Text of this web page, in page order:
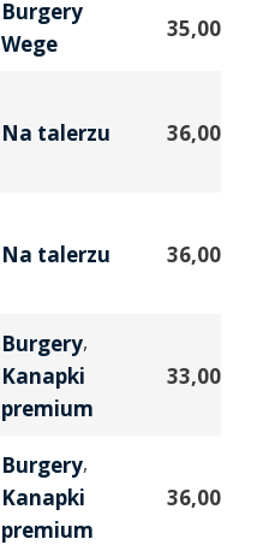
Burgery
Wege
35,00
Na talerzu 36,00
Na talerzu 36,00
Burgery,
Kanapki
premium
33,00
Burgery,
Kanapki
premium
36,00